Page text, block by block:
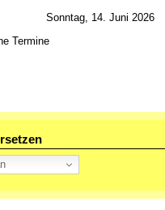
Sonntag, 14. Juni 2026
Termine